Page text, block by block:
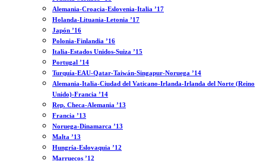
Alemania-Croacia-Eslovenia-Italia ’17
Holanda-Lituania-Letonia ’17
Japón ’16
Polonia-Finlandia ’16
Italia-Estados Unidos-Suiza ’15
Portugal ’14
Turquía-EAU-Qatar-Taiwán-Singapur-Noruega ’14
Alemania-Italia-Ciudad del Vaticano-Irlanda-Irlanda del Norte (Reino
Unido)-Francia ’14
Rep. Checa-Alemania ’13
Francia ’13
Noruega-Dinamarca ’13
Malta ’13
Hungría-Eslovaquia ’12
Marruecos ’12